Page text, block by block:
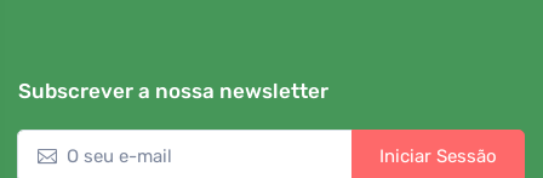
Subscrever a nossa newsletter
Iniciar Sessão